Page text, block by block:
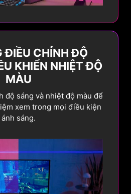
ĐIỀU CHỈNH ĐỘ
KHIỂN NHIỆT ĐỘ
MÀU
độ sáng và nhiệt độ màu để
xem trong mọi điều kiện
ánh sáng.